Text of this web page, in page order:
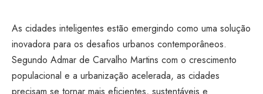
As cidades inteligentes estão emergindo como uma solução
inovadora para os desafios urbanos contemporâneos.
Segundo Admar de Carvalho Martins com o crescimento
populacional e a urbanização acelerada, as cidades